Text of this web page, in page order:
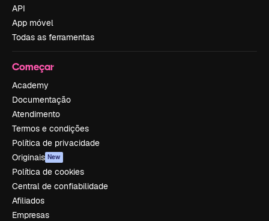
API
App móvel
Todas as ferramentas
Começar
Academy
Documentação
Atendimento
Termos e condições
Política de privacidade
Originais New
Política de cookies
Central de confiabilidade
Afiliados
Empresas